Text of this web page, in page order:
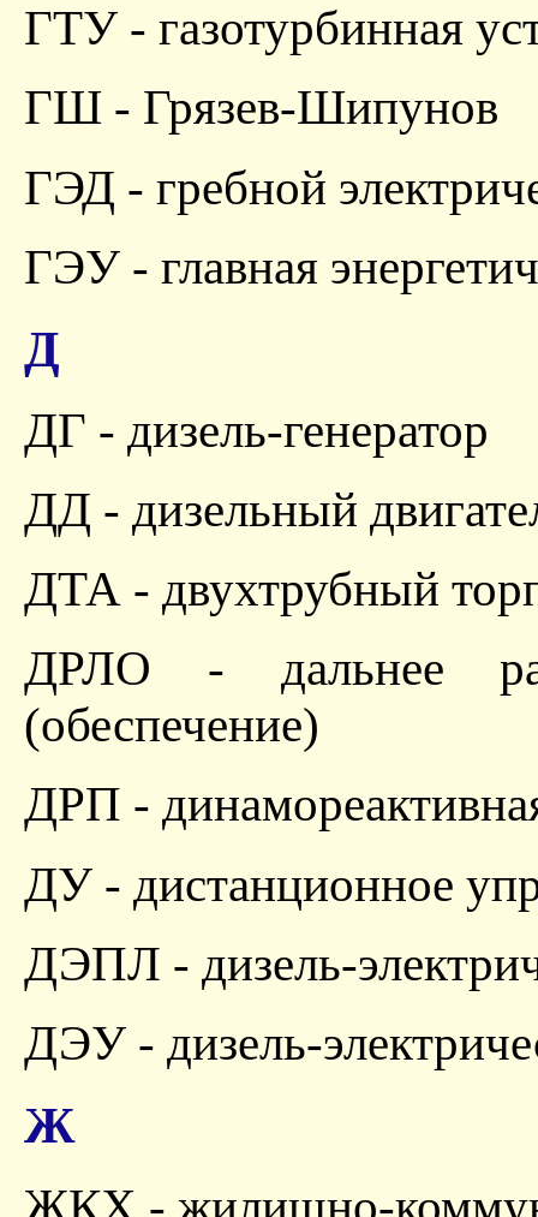
ГТУ - газотурбинная
ГШ - Грязев-Шипунов
ГЭД - гребной
ГЭУ - главная
Д
ДГ - дизель-генератор
ДД - дизельный
ДТА - двухтрубный
ДРЛО - дальнее
(обеспечение)
ДРП -
ДУ - дистанционное
ДЭПЛ - дизель-
ДЭУ - дизель-
Ж